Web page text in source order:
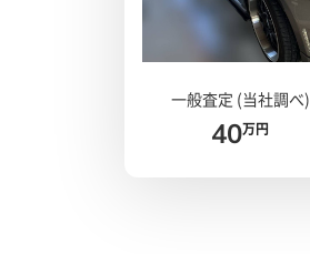
一般査定 (当社調べ)
40万円